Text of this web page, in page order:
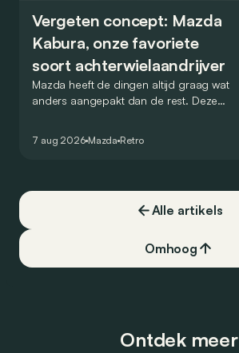
Vergeten concept: Mazda
Kabura, onze favoriete
soort achterwielaandrijver
Mazda heeft de dingen altijd graag wat
anders aangepakt dan de rest. Deze
7 aug 2026 Mazda Retro
Alle artikels
Omhoog
Ontdek meer